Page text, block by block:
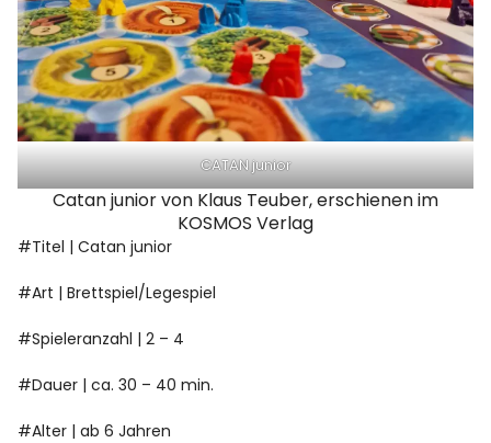
CATAN junior
Catan junior von Klaus Teuber, erschienen im
KOSMOS Verlag
#Titel | Catan junior
#Art | Brettspiel/Legespiel
#Spieleranzahl | 2 – 4
#Dauer | ca. 30 – 40 min.
#Alter | ab 6 Jahren